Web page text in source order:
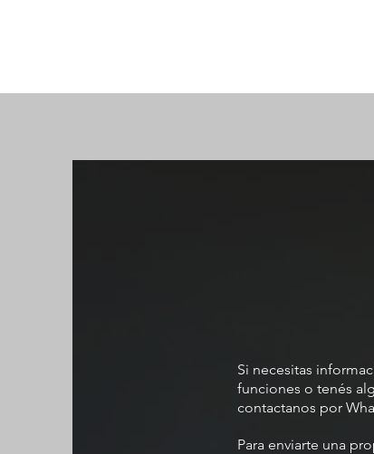
Si necesitas
funciones o tenés
contactanos por
Para enviarte una